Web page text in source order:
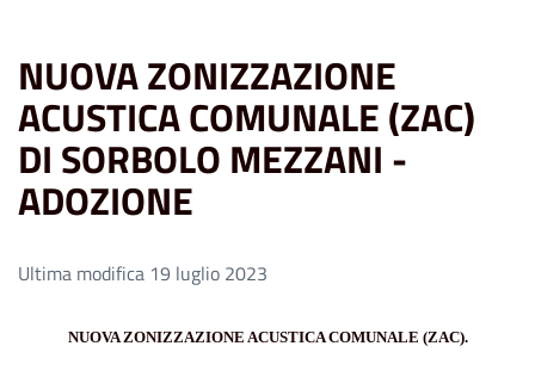
NUOVA ZONIZZAZIONE
ACUSTICA COMUNALE (ZAC)
DI SORBOLO MEZZANI -
ADOZIONE
Ultima modifica 19 luglio 2023
NUOVA ZONIZZAZIONE ACUSTICA COMUNALE (ZAC).